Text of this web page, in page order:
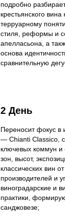
подробно
крестьянского
терруарному
стиля, реформы и
апелласьона, а
основа
сравнительную
2 День
Переносит фокус в
— Chianti Classico,
ключевых коммун и
зон, высот,
классических вин
производителей и
виноградарские и
практики,
санджовезе;